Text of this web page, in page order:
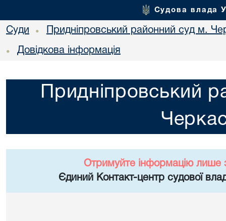
Судова влада
Суди • Придніпровський районний суд м.
• Довідкова інформація
Придніпровський
Отримуйте інформацію лише
Єдиний Контакт-центр судової